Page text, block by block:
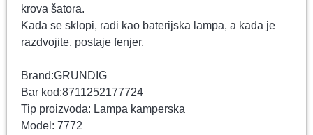
krova šatora.
Kada se sklopi, radi kao baterijska lampa, a kada je
razdvojite, postaje fenjer.
Brand:GRUNDIG
Bar kod:8711252177724
Tip proizvoda: Lampa kamperska
Model: 7772